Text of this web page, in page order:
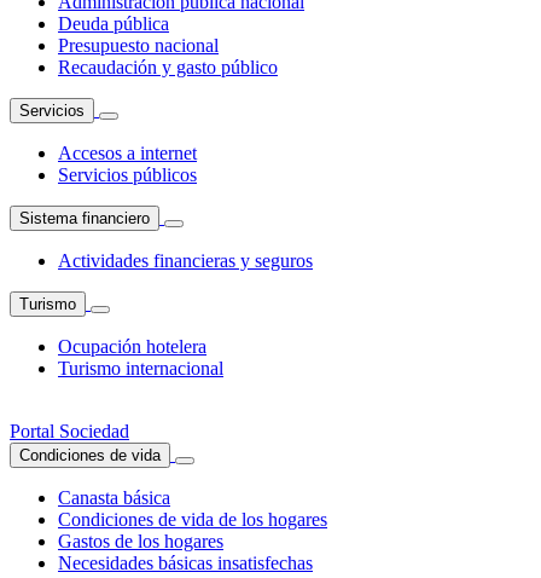
Deuda pública
Presupuesto nacional
Recaudación y gasto público
Servicios
Accesos a internet
Servicios públicos
Sistema financiero
Actividades financieras y seguros
Turismo
Ocupación hotelera
Turismo internacional
Portal Sociedad
Condiciones de vida
Canasta básica
Condiciones de vida de los hogares
Gastos de los hogares
Necesidades básicas insatisfechas